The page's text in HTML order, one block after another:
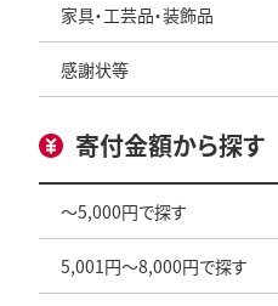
家具・工芸品・装飾品
感謝状等
寄付金額から探す
～5,000円で探す
5,001円～8,000円で探す